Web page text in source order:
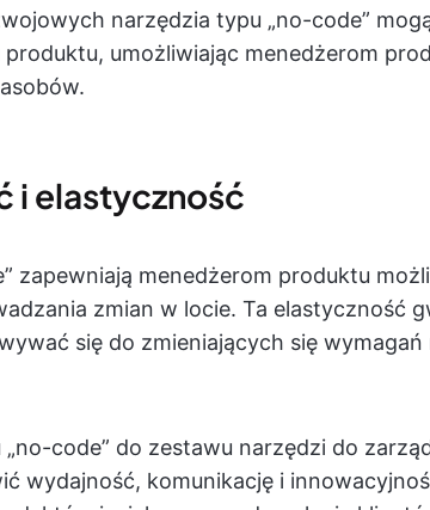
narzędzia typu „no-code”
umożliwiając menedżerom
i elastyczność
zapewniają menedżerom produktu
zmian w locie. Ta elastyczność
się do zmieniających się
„no-code” do zestawu narzędzi do
wydajność, komunikację i